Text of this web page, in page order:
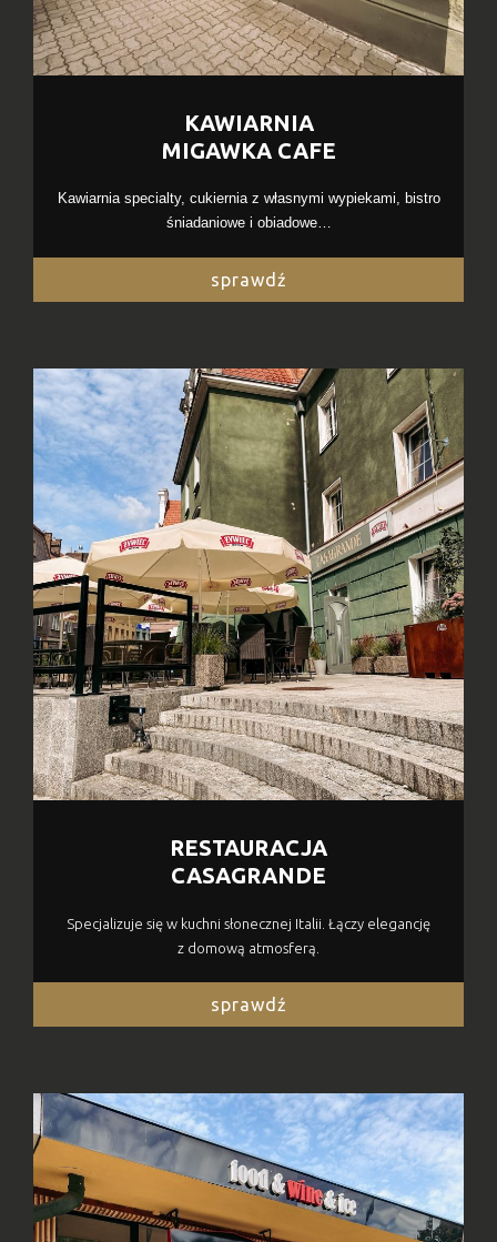
KAWIARNIA
MIGAWKA CAFE
Kawiarnia specialty, cukiernia z własnymi wypiekami, bistro
śniadaniowe i obiadowe…
sprawdź
RESTAURACJA
CASAGRANDE
Specjalizuje się w kuchni słonecznej Italii. Łączy elegancję
z domową atmosferą.
sprawdź